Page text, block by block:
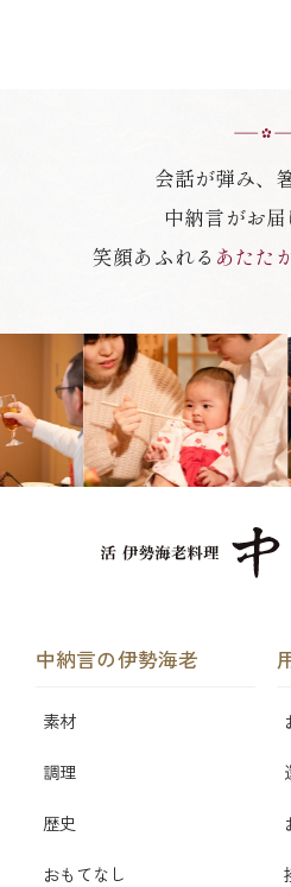
会話が弾み、
中納言がお届
笑顔あふれる あたた
中納言の伊勢海老
素材
調理
歴史
おもてなし